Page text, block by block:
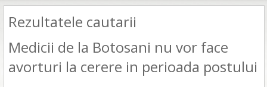
Rezultatele cautarii
Medicii de la Botosani nu vor face
avorturi la cerere in perioada postului